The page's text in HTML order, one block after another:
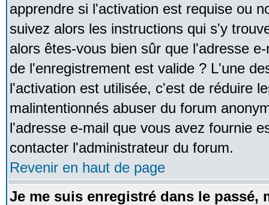
apprendre si l'activation est requise ou
suivez alors les instructions qui s'y
alors êtes-vous bien sûr que l'adresse
de l'enregistrement est valide ? L'une
l'activation est utilisée, c'est de réduire
malintentionnés abuser du forum
l'adresse e-mail que vous avez fournie
contacter l'administrateur du forum.
Revenir en haut de page
Je me suis enregistré dans le passé,